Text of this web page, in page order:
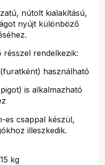
nútolt kialakítású,
nyújt különböző
rendelkezik:
használható
is alkalmazható
es csappal készül,
illeszkedik.
15 kg